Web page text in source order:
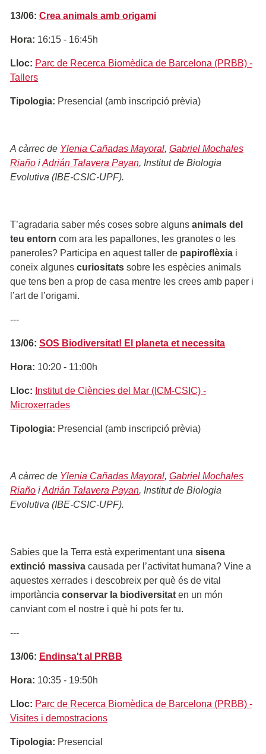
13/06: Crea animals amb origami
Hora: 16:15 - 16:45h
Lloc: Parc de Recerca Biomèdica de Barcelona (PRBB) -
Tallers
Tipologia: Presencial (amb inscripció prèvia)
A càrrec de Ylenia Cañadas Mayoral, Gabriel Mochales
Riaño iAdrián Talavera Payan, Institut de Biologia
Evolutiva (IBE-CSIC-UPF).
T’agradaria saber més coses sobre alguns animals del
teu entorn com ara les papallones, les granotes o les
paneroles? Participa en aquest taller de papiroflèxia i
coneix algunes curiositats sobre les espècies animals
que tens ben a prop de casa mentre les crees amb paper i
l’art de l’origami.
---
13/06: SOS Biodiversitat! El planeta et necessita
Hora: 10:20 - 11:00h
Lloc: Institut de Ciències del Mar (ICM-CSIC) -
Microxerrades
Tipologia: Presencial (amb inscripció prèvia)
A càrrec de Ylenia Cañadas Mayoral, Gabriel Mochales
Riaño iAdrián Talavera Payan, Institut de Biologia
Evolutiva (IBE-CSIC-UPF).
Sabies que la Terra està experimentant una sisena
extinció massiva causada per l’activitat humana? Vine a
aquestes xerrades i descobreix per què és de vital
importància conservar la biodiversitat en un món
canviant com el nostre i què hi pots fer tu.
---
13/06: Endinsa't al PRBB
Hora: 10:35 - 19:50h
Lloc: Parc de Recerca Biomèdica de Barcelona (PRBB) -
Visites i demostracions
Tipologia: Presencial